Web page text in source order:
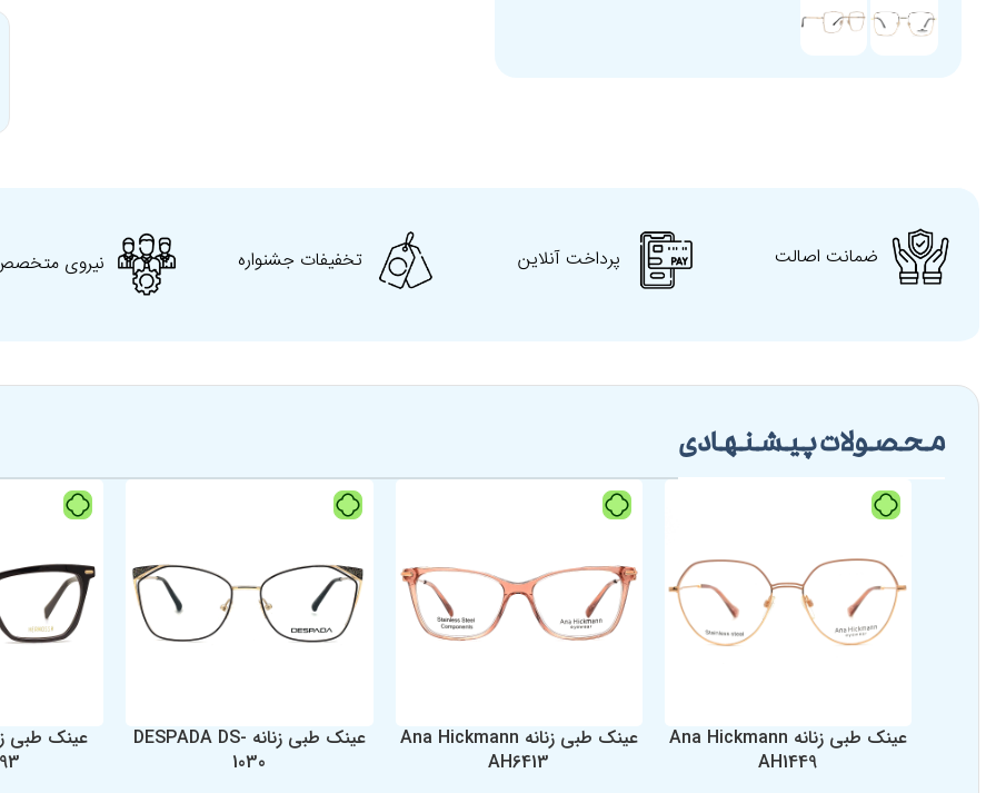
کاربرد
کار با کامپیوتر، رانندگی،
استفاده روزمره
ضمانت اصالت پرداخت آنلاین تخفیفات جشنواره نیروی
محصولات پیشنهادی
عینک طبی زنانه Ana Hickmann
AH1449
عینک طبی زنانه Ana Hickmann
AH6413
عینک طبی زنانه DESPADA DS-
1030